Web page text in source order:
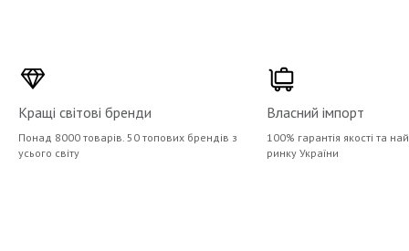
Кращі світові бренди
Понад 8000 товарів. 50 топових брендів з
усього світу
Власний імпорт
100% гарантія якості та
ринку України